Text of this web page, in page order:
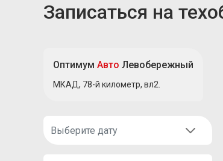
Записаться на
Оптимум Авто Левобережный
МКАД, 78-й километр, вл2.